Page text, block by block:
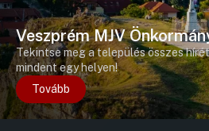
Veszprém MJV
Tekintse meg a település összes
mindent egy helyen!
Tovább